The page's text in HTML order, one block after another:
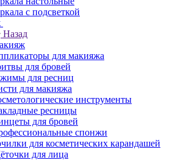
с подсветкой
Назад
для макияжа
для бровей
для ресниц
для макияжа
инструменты
ресницы
для бровей
спонжи
для косметических карандашей
для лица